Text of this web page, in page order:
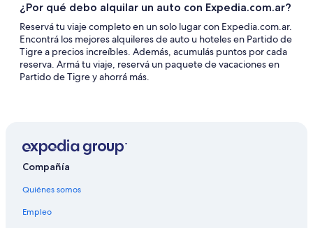
¿Por qué debo alquilar un auto con Expedia.com.ar?
Reservá tu viaje completo en un solo lugar con Expedia.com.ar.
Encontrá los mejores alquileres de auto u hoteles en Partido de
Tigre a precios increíbles. Además, acumulás puntos por cada
reserva. Armá tu viaje, reservá un paquete de vacaciones en
Partido de Tigre y ahorrá más.
Compañía
Quiénes somos
Empleo